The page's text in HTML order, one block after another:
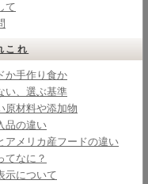
て
これ
か手作り食か
い、選ぶ基準
原材料や添加物
品の違い
アメリカ産フードの違い
てなに？
示について